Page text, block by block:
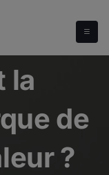
?
la
de
?